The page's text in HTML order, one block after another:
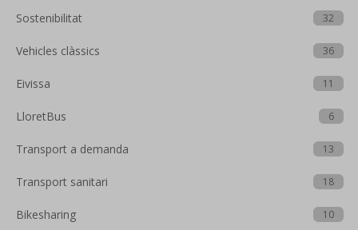
Sostenibilitat 32
Vehicles clàssics 36
Eivissa 11
LloretBus 6
Transport a demanda 13
Transport sanitari 18
Bikesharing 10